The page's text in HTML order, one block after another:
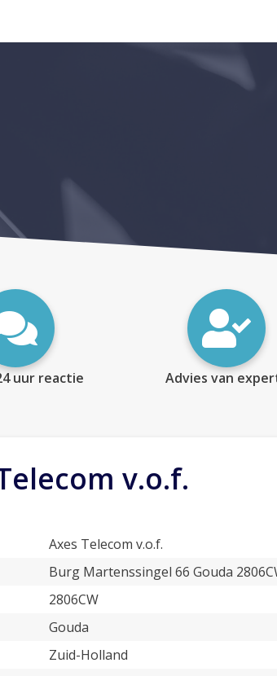
uur reactie Advies van
v.o.f.
Axes Telecom v.o.f.
Burg Martenssingel 66 Gouda
2806CW
Gouda
Zuid-Holland